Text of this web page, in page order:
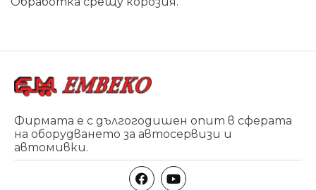
Фирмата е с дългогодишен опит в сферата
на оборудването за автосервизи и
автомивки.